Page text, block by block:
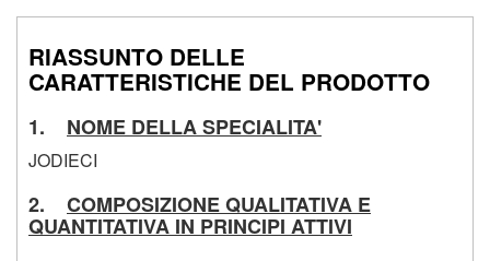
RIASSUNTO DELLE
CARATTERISTICHE DEL PRODOTTO
1. NOME DELLA SPECIALITA'
JODIECI
2. COMPOSIZIONE QUALITATIVA E
QUANTITATIVA IN PRINCIPI ATTIVI